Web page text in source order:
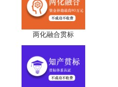
两化融合贯标